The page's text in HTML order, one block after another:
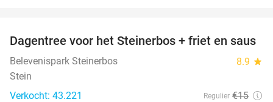
37%
Dagentree voor het Steinerbos + friet en saus
Belevenispark Steinerbos 8.9 star
Stein
Verkocht: 43.221
Regulier €15